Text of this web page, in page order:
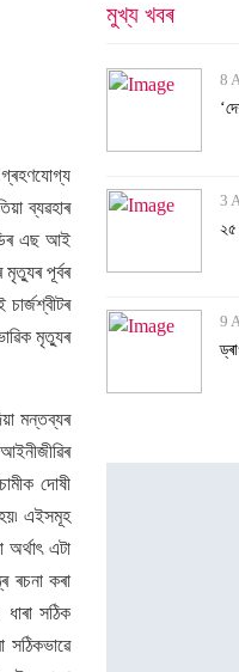
গ্ৰহণযোগ্য
ব্যৱহাৰ
এছ আই
মৃত্যুৰ পূৰ্বৰ
মৃত্যুৰ
মন্তব্যৰ
দোষী
এইসমূহ
এটা
ৰচনা কৰা
সঠিক
মুখ্য খবৰ
8
3
২৫
9